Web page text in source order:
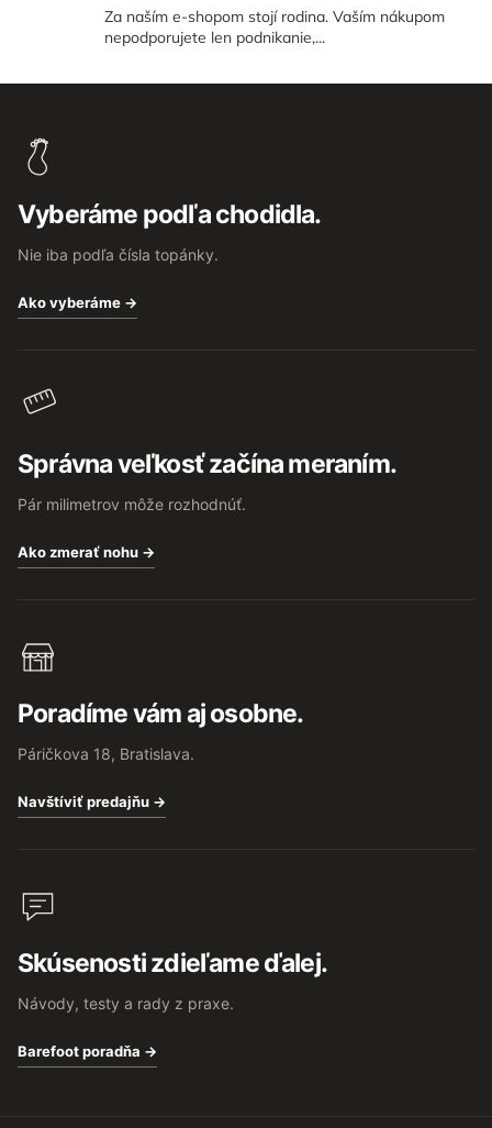
Za naším e-shopom stojí rodina. Vaším nákupom
nepodporujete len podnikanie,...
Vyberáme podľa chodidla.
Nie iba podľa čísla topánky.
Ako vyberáme →
Správna veľkosť začína meraním.
Pár milimetrov môže rozhodnúť.
Ako zmerať nohu →
Poradíme vám aj osobne.
Páričkova 18, Bratislava.
Navštíviť predajňu →
Skúsenosti zdieľame ďalej.
Návody, testy a rady z praxe.
Barefoot poradňa →